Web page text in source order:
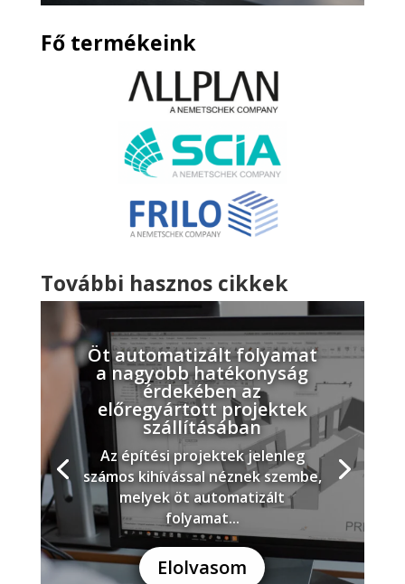
Fő termékeink
További hasznos cikkek
Öt automatizált folyamat
a nagyobb hatékonyság
érdekében az
előregyártott projektek
szállításában
Az építési projektek jelenleg
számos kihívással néznek szembe,
melyek öt automatizált
folyamat...
Elolvasom